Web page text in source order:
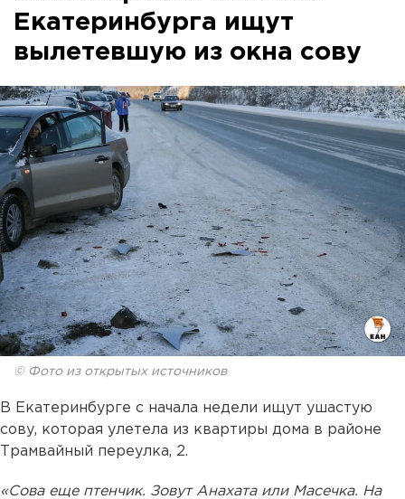
Екатеринбурга ищут
вылетевшую из окна сову
© Фото из открытых источников
В Екатеринбурге с начала недели ищут ушастую
сову, которая улетела из квартиры дома в районе
Трамвайный переулка, 2.
«Сова еще птенчик. Зовут Анахата или Масечка. На